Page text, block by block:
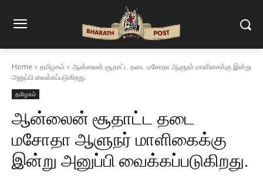
Home தமிழகம்
ஆன்லைன் சூதாட்ட தடை மசோதா ஆளுநர் மாளிகைக்கு இன்று
அனுப்பி வைக்கப்படுகிறது.
தமிழகம்
ஆன்லைன் சூதாட்ட தடை
மசோதா ஆளுநர் மாளிகைக்கு
இன்று அனுப்பி வைக்கப்படுகிறது.